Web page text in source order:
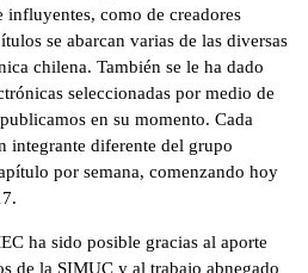
influyentes, como de creadores
se abarcan varias de las diversas
chilena. También se le ha dado
seleccionadas por medio de
en su momento. Cada
integrante diferente del grupo
por semana, comenzando hoy
ha sido posible gracias al aporte
de la SIMUC y al trabajo abnegado